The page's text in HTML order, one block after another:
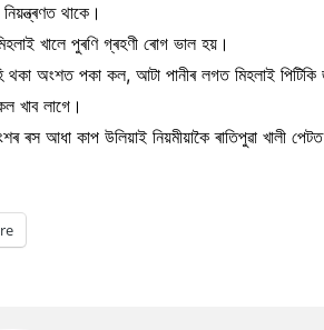
থাকে।
খালে পুৰণি গ্ৰহণী ৰোগ ভাল হয়।
থকা অংশত পকা কল, আটা পানীৰ লগত মিহলাই
খাব লাগে।
আধা কাপ উলিয়াই নিয়মীয়াকৈ ৰাতিপুৱা খালী পেটত